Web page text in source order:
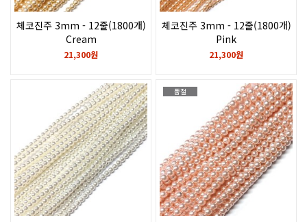
체코진주 3mm - 12줄(1800개)
Cream
21,300원
체코진주 3mm - 12줄(1800개)
Pink
21,300원
품절